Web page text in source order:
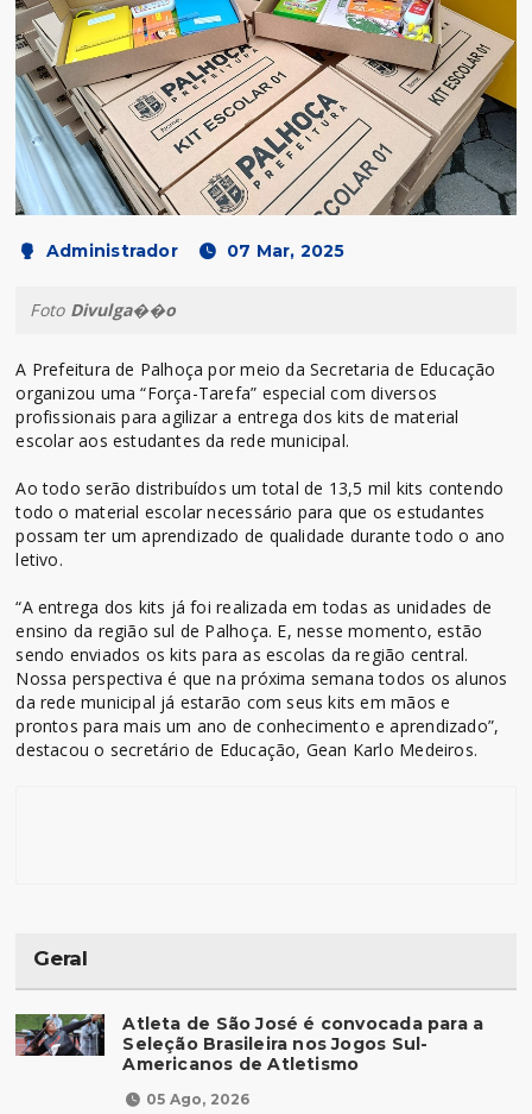
Administrador 07 Mar, 2025
Foto Divulga��o
A Prefeitura de Palhoça por meio da Secretaria de Educação
organizou uma “Força-Tarefa” especial com diversos
profissionais para agilizar a entrega dos kits de material
escolar aos estudantes da rede municipal.
Ao todo serão distribuídos um total de 13,5 mil kits contendo
todo o material escolar necessário para que os estudantes
possam ter um aprendizado de qualidade durante todo o ano
letivo.
“A entrega dos kits já foi realizada em todas as unidades de
ensino da região sul de Palhoça. E, nesse momento, estão
sendo enviados os kits para as escolas da região central.
Nossa perspectiva é que na próxima semana todos os alunos
da rede municipal já estarão com seus kits em mãos e
prontos para mais um ano de conhecimento e aprendizado”,
destacou o secretário de Educação, Gean Karlo Medeiros.
Geral
Atleta de São José é convocada para a
Seleção Brasileira nos Jogos Sul-
Americanos de Atletismo
05 Ago, 2026